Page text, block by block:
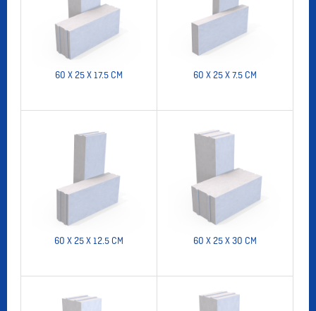
60 X 25 X 17.5 CM 60 X 25 X 7.5 CM
60 X 25 X 12.5 CM 60 X 25 X 30 CM